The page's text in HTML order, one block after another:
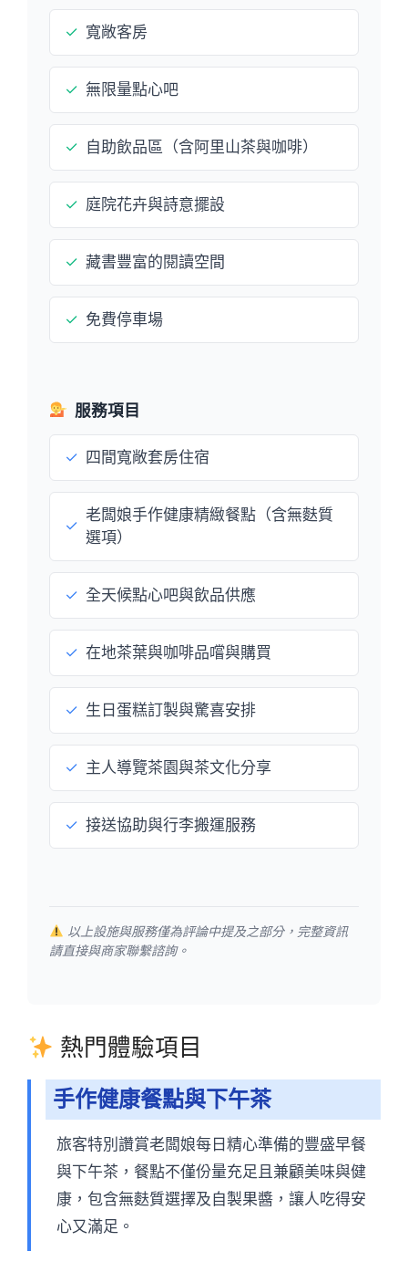
✓ 寬敞客房
✓ 無限量點心吧
✓ 自助飲品區（含阿里山茶與咖啡）
✓ 庭院花卉與詩意擺設
✓ 藏書豐富的閱讀空間
✓ 免費停車場
服務項目
✓ 四間寬敞套房住宿
✓
老闆娘手作健康精緻餐點（含無麩質
選項）
✓ 全天候點心吧與飲品供應
✓ 在地茶葉與咖啡品嚐與購買
✓ 生日蛋糕訂製與驚喜安排
✓ 主人導覽茶園與茶文化分享
✓ 接送協助與行李搬運服務
以上設施與服務僅為評論中提及之部分，完整資訊
請直接與商家聯繫諮詢。
熱門體驗項目
手作健康餐點與下午茶
旅客特別讚賞老闆娘每日精心準備的豐盛早餐
與下午茶，餐點不僅份量充足且兼顧美味與健
康，包含無麩質選擇及自製果醬，讓人吃得安
心又滿足。